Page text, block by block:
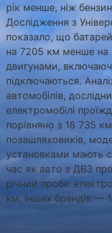
рік менше, ніж
Дослідження з
показало, що
на 7205 км менше на
двигунами,
підключаються.
автомобілів,
електромобілі
порівняно з 18 735
позашляховиків,
установками мають
час як авто з ДВЗ
річний пробіг
км, інших брендів —